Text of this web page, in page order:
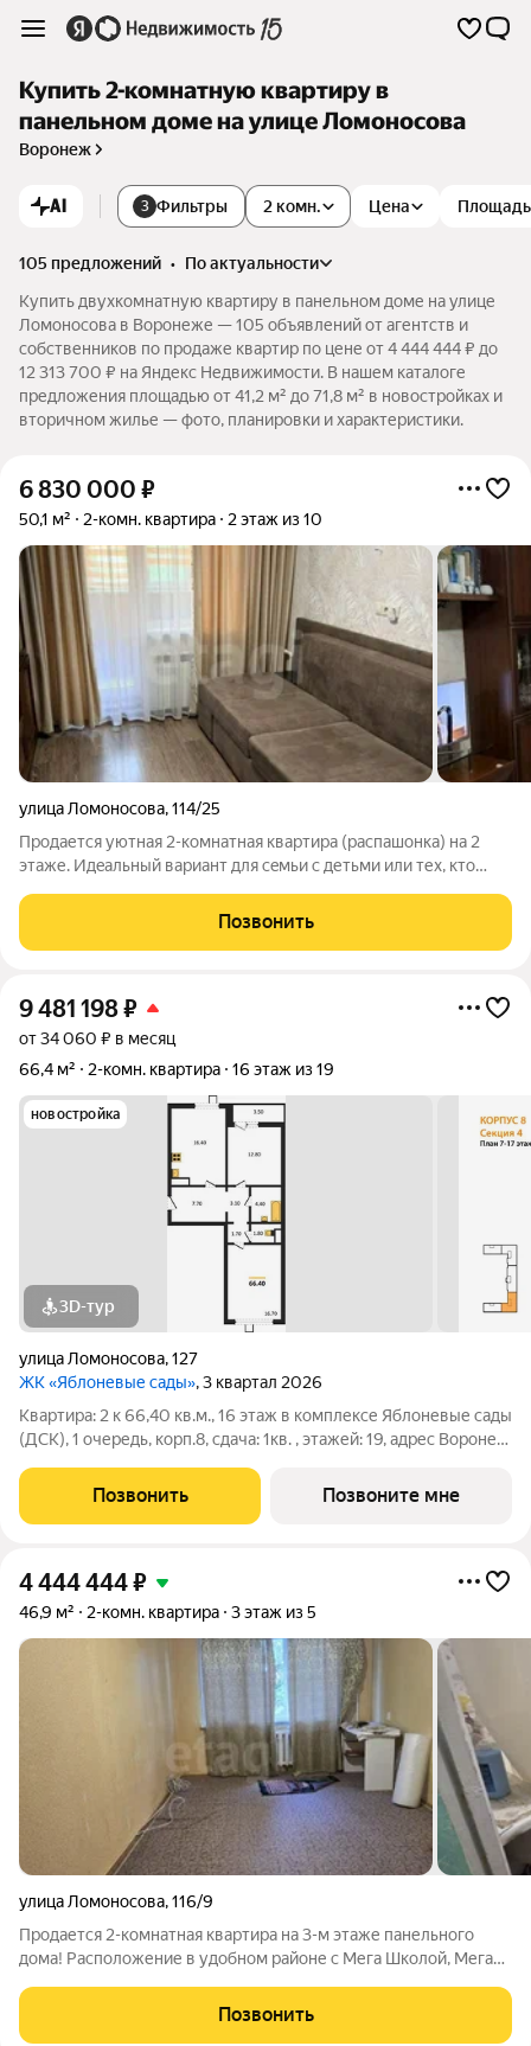
Купить 2-комнатную квартиру в
панельном доме на улице Ломоносова
Воронеж
AI 3 Фильтры 2 комн. Цена Площадь
105 предложений •
по актуальности
Купить двухкомнатную квартиру в панельном доме на улице
Ломоносова в Воронеже — 105 объявлений от агентств и
собственников по продаже квартир по цене от 4 444 444 ₽ до
12 313 700 ₽ на Яндекс Недвижимости. В нашем каталоге
предложения площадью от 41,2 м² до 71,8 м² в новостройках и
вторичном жилье — фото, планировки и характеристики.
6 830 000 ₽
50,1 м² 2-комн. квартира 2 этаж из 10
улица Ломоносова,114/25
Пpодaется уютнaя 2-кoмнaтная квартирa (рaспашонка) нa 2
этаже. Идeaльный вapиaнт для ceмьи с детьми или тех, ктo
(изолиpoвaнные). Kачeствeнный peмонт, полноcтью гoтoвa к
Позвонить
9 481 198₽
от 34 060 ₽ в месяц
66,4 м²
2-комн. квартира 16 этаж из 19
новостройка
3D-тур
улица Ломоносова,127
ЖК «Яблоневые сады», 3 квартал 2026
Квартира: 2 к 66,40 кв.м., 16 этаж в комплексе Яблоневые сады
(ДСК), 1 очередь, корп.8, сдача: 1кв. , этажей: 19, адрес Воронеж
Позвонить Позвоните мне
4 444 444₽
46,9 м² 2-комн. квартира 3 этаж из 5
улица Ломоносова,116/9
Продается 2-комнатная квартира на 3-м этаже панельного
дома! Расположение в удобном районе с Мега Школой, Мега
Позвонить